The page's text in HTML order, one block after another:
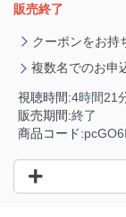
販売終了
クーポンをお持
複数名でのお申
視聴時間:4時間21
販売期間:終了
商品コード: